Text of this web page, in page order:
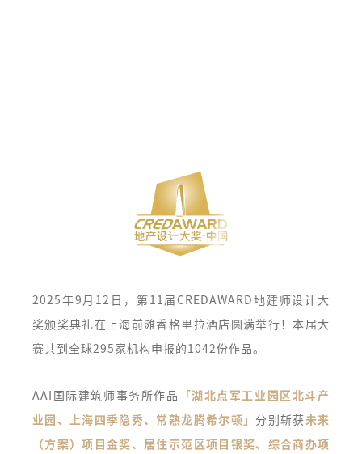
2025年9月12日，第11届CREDAWARD地建师设计大
奖颁奖典礼在上海前滩香格里拉酒店圆满举行！本届大
赛共到全球295家机构申报的1042份作品。
AAI国际建筑师事务所作品 「湖北点军工业园区北斗产
业园、上海四季隐秀、常熟龙腾希尔顿」 分别斩获未来
（方案）项目金奖、居住示范区项目银奖、综合商办项